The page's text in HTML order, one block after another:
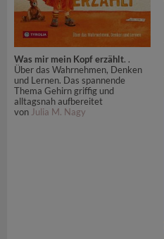
Was mir mein Kopf erzählt. .
Über das Wahrnehmen, Denken
und Lernen. Das spannende
Thema Gehirn griffig und
alltagsnah aufbereitet
von Julia M. Nagy